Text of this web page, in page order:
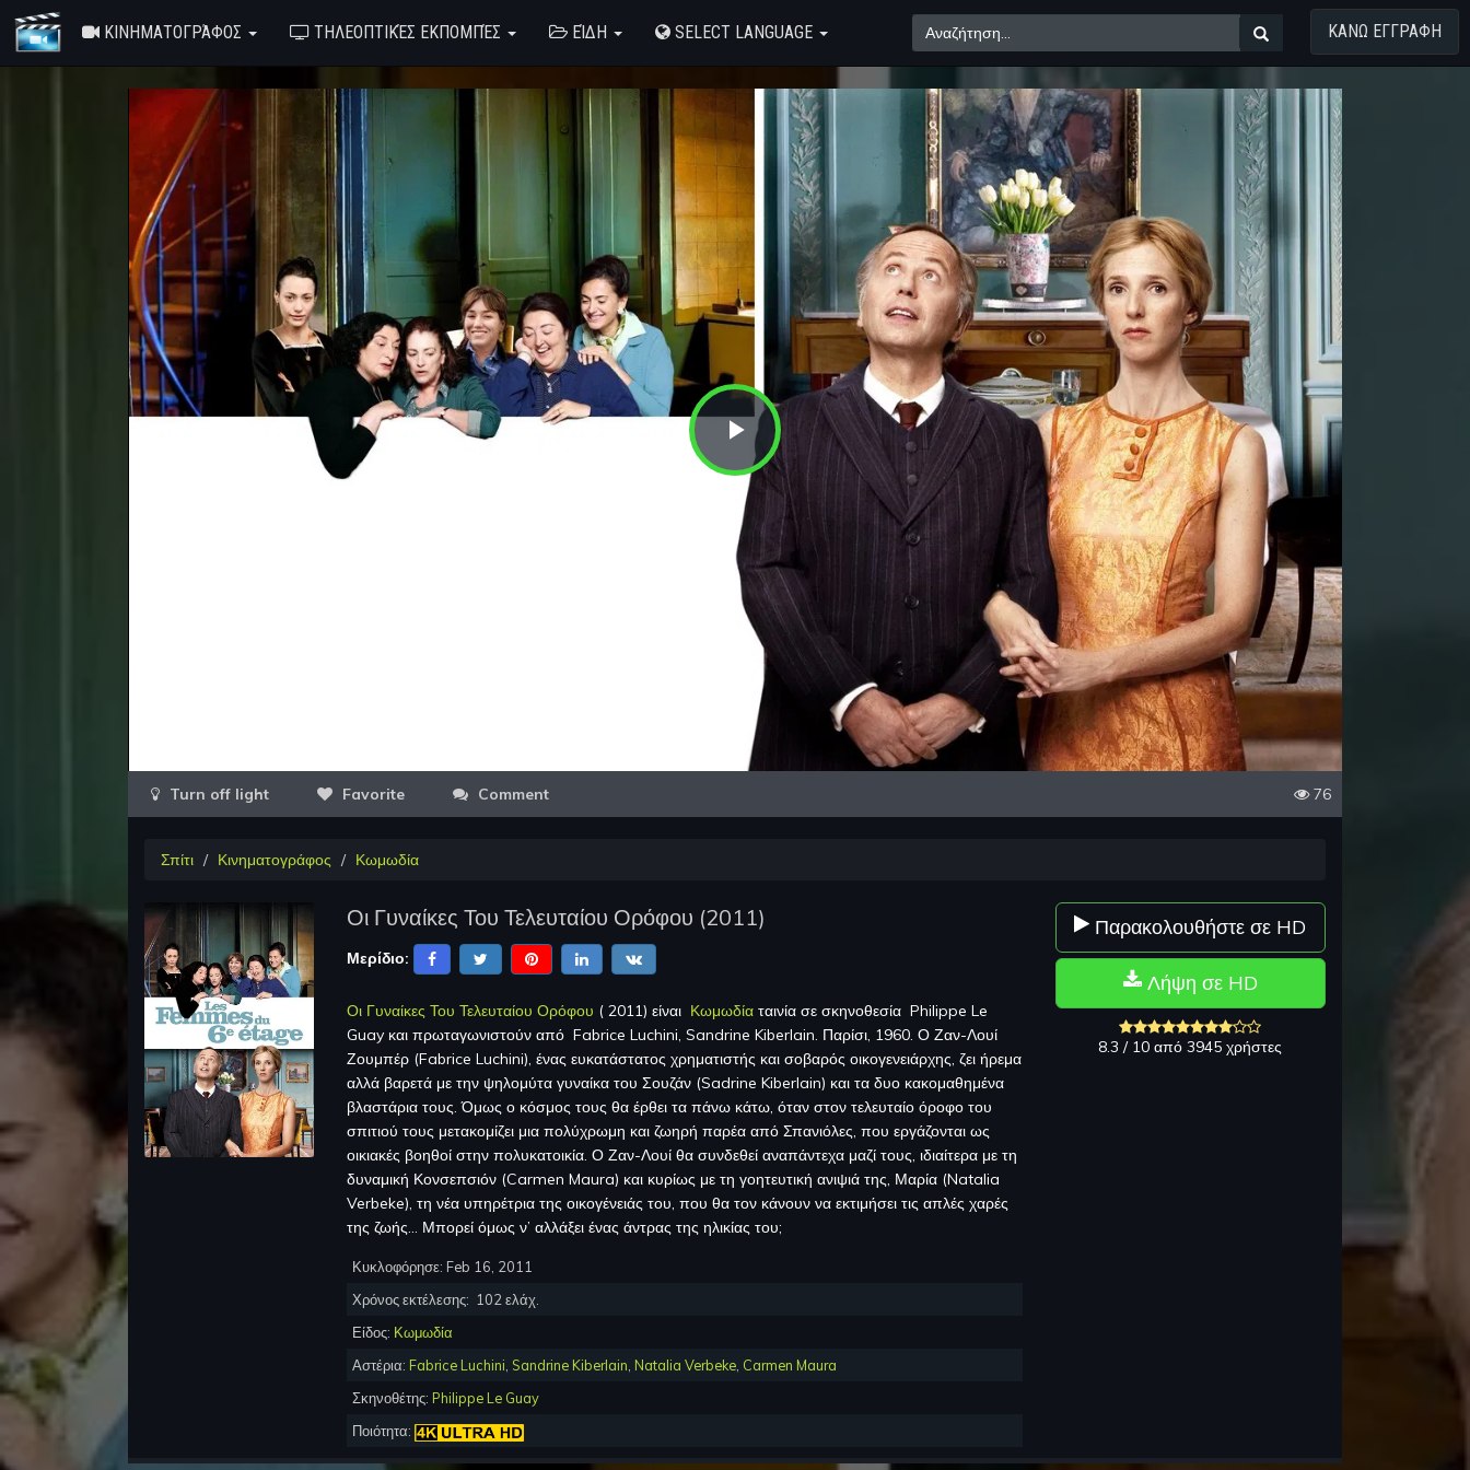
ΚΙΝΗΜΑΤΟΓΡΆΦΟΣ ΤΗΛΕΟΠΤΙΚΈΣ ΕΚΠΟΜΠΈΣ ΕΊΔΗ SELECT LANGUAGE ΚΑΝΩ ΕΓΓΡΑΦΗ
Play
Video
Favorite Comment 76
Σπίτι Κινηματογράφος Κωμωδία
Οι Γυναίκες Του Τελευταίου Ορόφου (2011)
Μερίδιο:
Οι Γυναίκες Του Τελευταίου Ορόφου ( 2011) είναι Κωμωδία ταινία σε σκηνοθεσία Philippe Le
Guay και πρωταγωνιστούν από Fabrice Luchini, Sandrine Kiberlain. Παρίσι, 1960. Ο Ζαν-Λουί
Ζουμπέρ (Fabrice Luchini), ένας ευκατάστατος χρηματιστής και σοβαρός οικογενειάρχης, ζει ήρεμα
αλλά βαρετά με την ψηλομύτα γυναίκα του Σουζάν (Sadrine Kiberlain) και τα δυο κακομαθημένα
βλαστάρια τους. Όμως ο κόσμος τους θα έρθει τα πάνω κάτω, όταν στον τελευταίο όροφο του
σπιτιού τους μετακομίζει μια πολύχρωμη και ζωηρή παρέα από Σπανιόλες, που εργάζονται ως
οικιακές βοηθοί στην πολυκατοικία. Ο Ζαν-Λουί θα συνδεθεί αναπάντεχα μαζί τους, ιδιαίτερα με τη
δυναμική Κονσεπσιόν (Carmen Maura) και κυρίως με τη γοητευτική ανιψιά της, Μαρία (Natalia
Verbeke), τη νέα υπηρέτρια της οικογένειάς του, που θα τον κάνουν να εκτιμήσει τις απλές χαρές
της ζωής... Μπορεί όμως ν’ αλλάξει ένας άντρας της ηλικίας του;
Κυκλοφόρησε: Feb 16, 2011
Χρόνος εκτέλεσης: 102ελάχ.
Είδος: Κωμωδία
Αστέρια: Fabrice Luchini, Sandrine Kiberlain, Natalia Verbeke, Carmen Maura
Σκηνοθέτης: Philippe Le Guay
Ποιότητα:
Παρακολουθήστε σε HD
Λήψη σε HD
8.3 / 10 από 3945 χρήστες